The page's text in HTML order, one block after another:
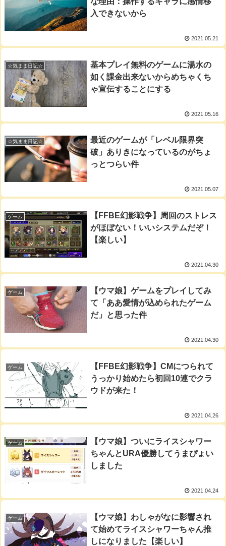
入できないから
2021.05.21
☆気まま日記☆
基本プレイ無料のゲームに湯水の
如く課金出来ないからめちゃくち
ゃ宣伝することにする
2021.05.16
☆気まま日記☆
最近のゲームが「レベル限界突
破」ありきになっているのがちょ
っとつらい件
2021.05.07
ゲーム
【FFBE幻影戦争】周回のストレス
がほぼない！いいシステムだぞ！
【楽しい】
2021.04.30
ゲーム
【ウマ娘】ゲームをプレイしてみ
て「ああ愛情が込められたゲーム
だ」と思った件
2021.04.30
ゲーム
【FFBE幻影戦争】CMにつられて
うっかり始めたら初回10連でクラ
ウドが来た！
2021.04.26
ゲーム
【ウマ娘】ついにライスシャワー
ちゃんとURA優勝してうまぴょい
しました
2021.04.24
ゲーム
【ウマ娘】わしゃがなに影響され
て始めてライスシャワーちゃん推
しになりました【楽しい】